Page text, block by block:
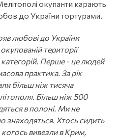
окупанти карають
до України тортурами.
любові до України
території
категорій. Перше - це людей
практика. За рік
більш ніж тисяча
Більш ніж 500
в полоні. Ми не
знаходяться. Хтось сидить
вивезли в Крим,